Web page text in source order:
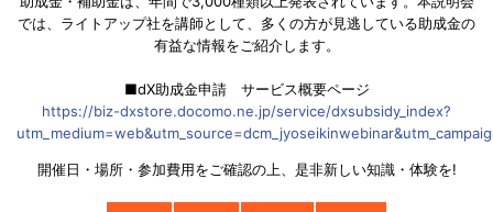
では、ライトアップ社を講師として、多くの方が見逃している助成金の
有益な情報をご紹介します。
■dX助成金申請 サービス概要ページ
https://biz-dxstore.docomo.ne.jp/service/dxsubsidy_index?
開催日・場所・参加費用をご確認の上、是非新しい知識・体験を!